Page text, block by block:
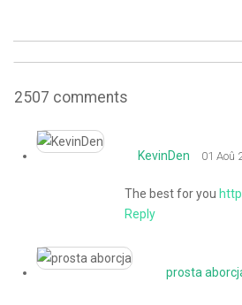
2507 comments
KevinDen 01 Aoû
The best for you
Reply
prosta